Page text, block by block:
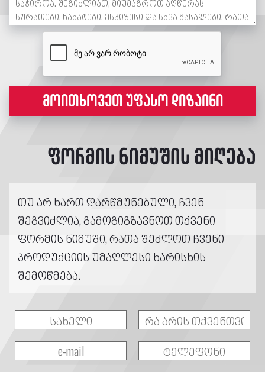
მოითხოვეთ უფასო დიზაინი
ფორმის ნიმუშის მიღება
თუ არ ხართ დარწმუნებული, ჩვენ
შეგვიძლია, გამოგიგზავნოთ თქვენი
ფორმის ნიმუში, რათა შეძლოთ ჩვენი
პროდუქციის უმაღლესი ხარისხის
შემოწმება.